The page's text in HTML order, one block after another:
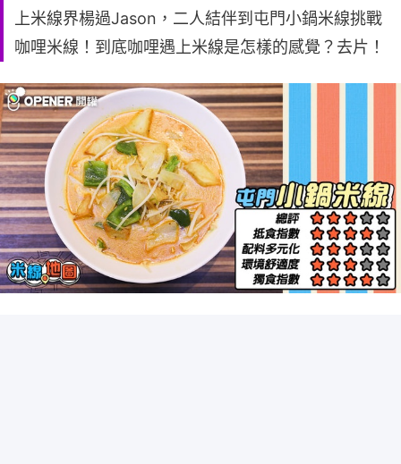
上米線界楊過Jason，二人結伴到屯門小鍋米線挑戰
咖哩米線！到底咖哩遇上米線是怎樣的感覺？去片！